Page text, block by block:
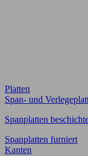
Platten
Span- und
Spanplatten
Spanplatten furniert
Kanten